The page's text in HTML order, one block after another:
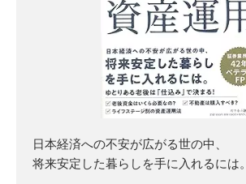
日本経済への不安が広がる世の中、
将来安定した暮らしを手に入れるには。